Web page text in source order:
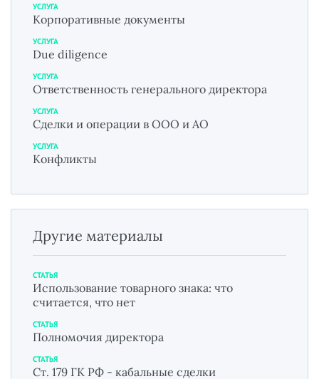
УСЛУГА
Корпоративные документы
УСЛУГА
Due diligence
УСЛУГА
Ответственность генерального директора
УСЛУГА
Сделки и операции в ООО и АО
УСЛУГА
Конфликты
Другие материалы
СТАТЬЯ
Использование товарного знака: что
считается, что нет
СТАТЬЯ
Полномочия директора
СТАТЬЯ
Ст. 179 ГК РФ - кабальные сделки